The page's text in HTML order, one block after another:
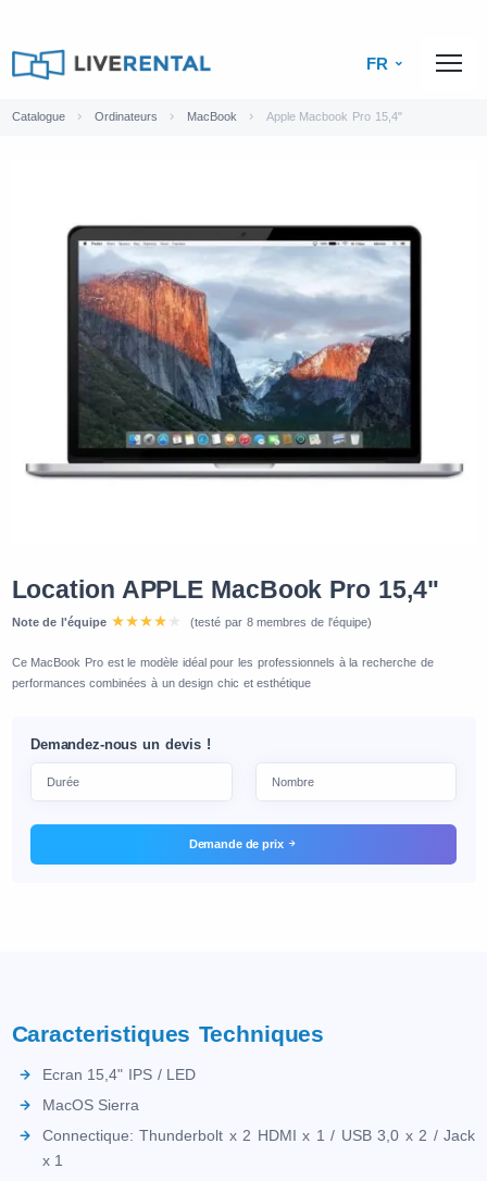
FR
Catalogue Ordinateurs MacBook Apple Macbook Pro 15,4"
Location APPLE MacBook Pro 15,4"
Note de l'équipe (testé par 8 membres de l'équipe)
Ce MacBook Pro est le modèle idéal pour les professionnels à la recherche de
performances combinées à un design chic et esthétique
Demandez-nous un devis !
Demande de prix
Caracteristiques Techniques
Ecran 15,4" IPS / LED
MacOS Sierra
Connectique: Thunderbolt x 2 HDMI x 1 / USB 3,0 x 2 / Jack
x 1